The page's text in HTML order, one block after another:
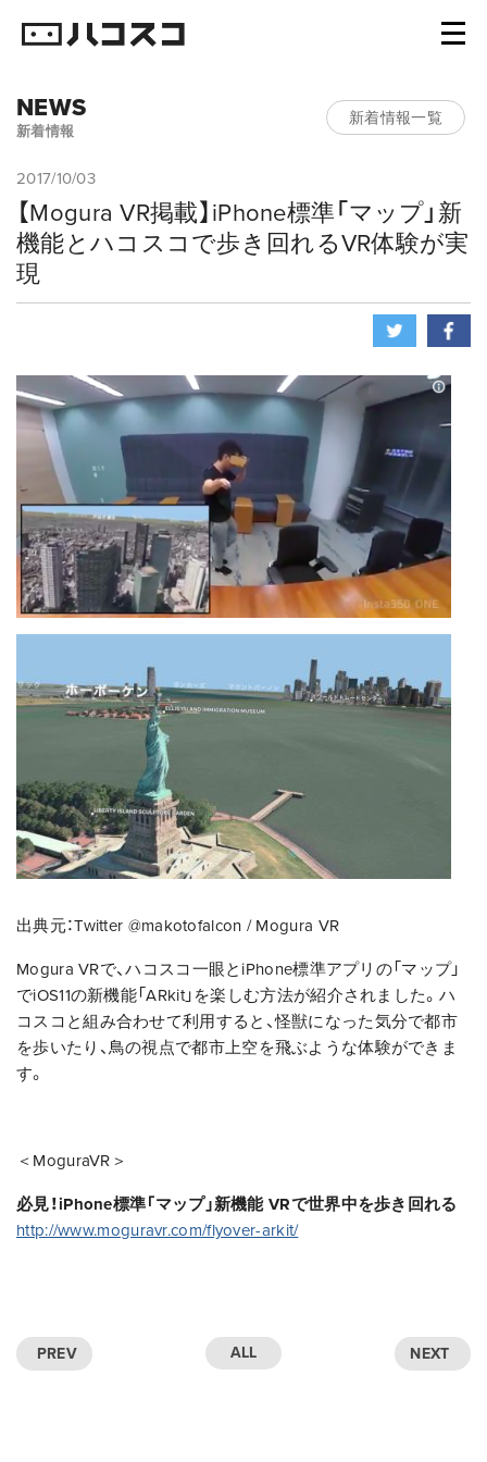
NEWS
新着情報
新着情報一覧
2017/10/03
【Mogura VR掲載】iPhone標準「マップ」新
機能とハコスコで歩き回れるVR体験が実
現
出典元：Twitter @makotofalcon / Mogura VR
Mogura VRで、ハコスコ一眼とiPhone標準アプリの「マップ」
でiOS11の新機能「ARkit」を楽しむ方法が紹介されました。ハ
コスコと組み合わせて利用すると、怪獣になった気分で都市
を歩いたり、鳥の視点で都市上空を飛ぶような体験ができま
す。
＜MoguraVR＞
必見！iPhone標準「マップ」新機能 VRで世界中を歩き回れる
http://www.moguravr.com/flyover-arkit/
PREV ALL NEXT